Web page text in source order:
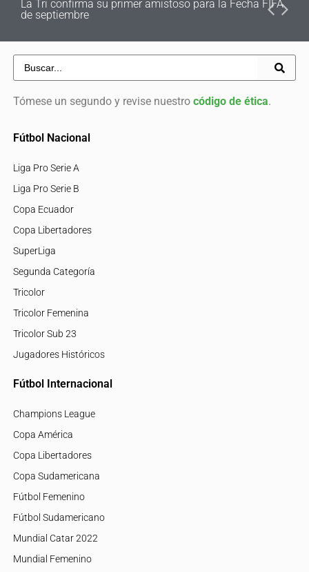
La Tri confirma su primer amistoso para la Fecha FIFA
de septiembre
Tómese un segundo y revise nuestro código de ética.
Fútbol Nacional
Liga Pro Serie A
Liga Pro Serie B
Copa Ecuador
Copa Libertadores
SuperLiga
Segunda Categoría
Tricolor
Tricolor Femenina
Tricolor Sub 23
Jugadores Históricos
Fútbol Internacional
Champions League
Copa América
Copa Libertadores
Copa Sudamericana
Fútbol Femenino
Fútbol Sudamericano
Mundial Catar 2022
Mundial Femenino